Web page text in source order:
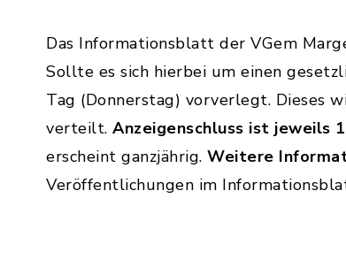
Das Informationsblatt der VGem
Sollte es sich hierbei um einen
Tag (Donnerstag) vorverlegt. Dieses
verteilt.Anzeigenschluss ist jeweils
erscheint ganzjährig. Weitere
Veröffentlichungen im